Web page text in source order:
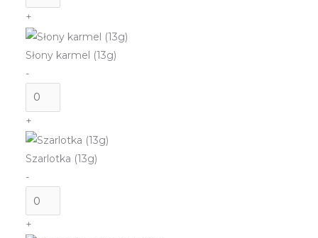
Róża
malinami
(12g)
+
Słony karmel (13g)
-
ilość
Słony
karmel
(13g)
+
Szarlotka (13g)
-
ilość
Szarlotka
(13g)
+